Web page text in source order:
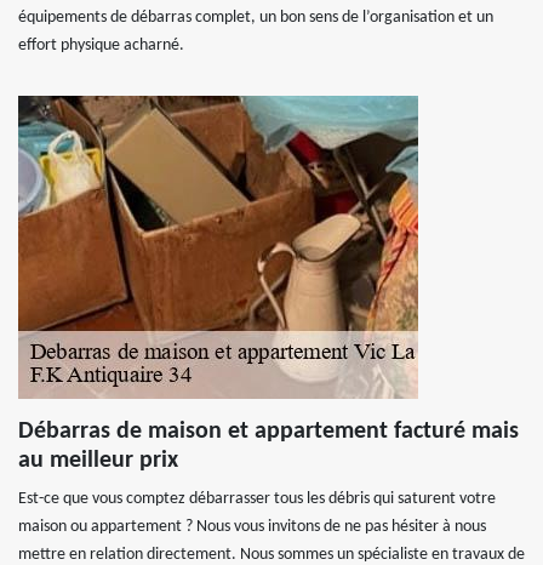
équipements de débarras complet, un bon sens de l’organisation et un
effort physique acharné.
Débarras de maison et appartement facturé mais
au meilleur prix
Est-ce que vous comptez débarrasser tous les débris qui saturent votre
maison ou appartement ? Nous vous invitons de ne pas hésiter à nous
mettre en relation directement. Nous sommes un spécialiste en travaux de